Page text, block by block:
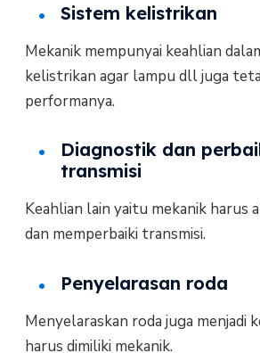
Sistem kelistrikan
Mekanik mempunyai keahlian
kelistrikan agar lampu dll juga
performanya.
Diagnostik dan
transmisi
Keahlian lain yaitu mekanik harus
dan memperbaiki transmisi.
Penyelarasan roda
Menyelaraskan roda juga menjadi
harus dimiliki mekanik.